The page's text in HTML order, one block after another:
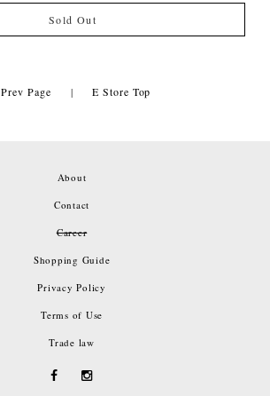
Sold Out
Prev Page | E Store Top
About
Contact
Career
Shopping Guide
Privacy Policy
Terms of Use
Trade law